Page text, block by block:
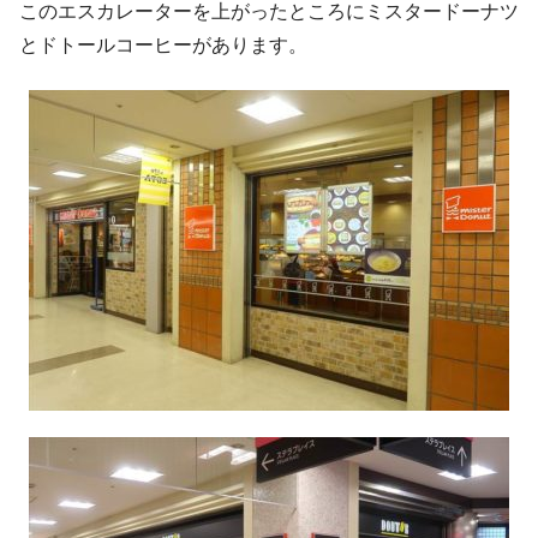
このエスカレーターを上がったところにミスタードーナツ
とドトールコーヒーがあります。